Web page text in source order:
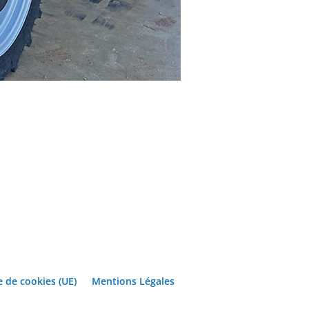
cookies (UE) Mentions Légales